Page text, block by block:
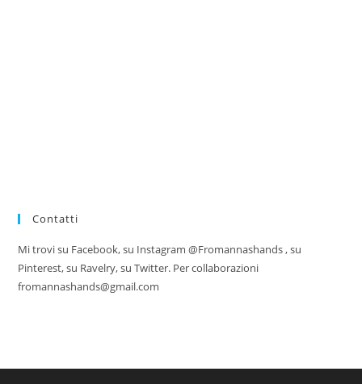
Contatti
Mi trovi su Facebook, su Instagram @Fromannashands , su
Pinterest, su Ravelry, su Twitter. Per collaborazioni
fromannashands@gmail.com